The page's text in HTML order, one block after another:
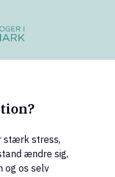
stærk stress,
ændre sig,
og os selv